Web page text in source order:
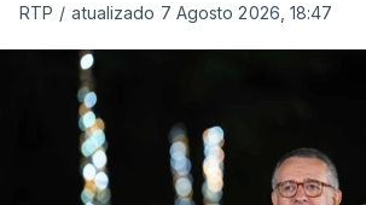
O Preisdente deixa, no entanto,
avisos:uma reforma desta
como primeiro critério a
e "nenhum processo de
traduzir-se numa diminuição da
RTP / atualizado 7 Agosto 2026, 18:47